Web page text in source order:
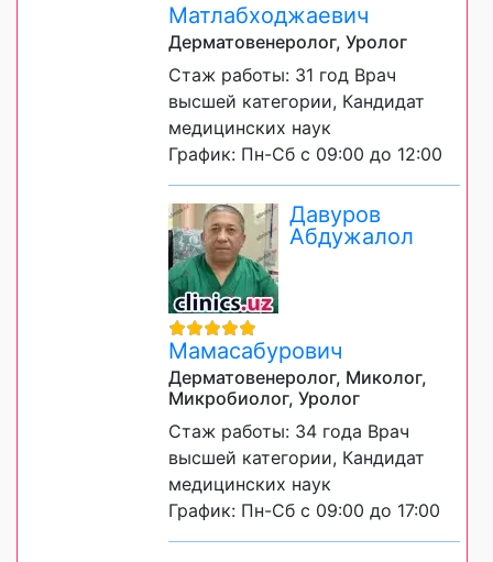
Матлабходжаевич
Дерматовенеролог, Уролог
Стаж работы: 31 год Врач
высшей категории, Кандидат
медицинских наук
График: Пн-Сб с 09:00 до 12:00
Давуров
Абдужалол
Мамасабурович
Дерматовенеролог, Миколог,
Микробиолог, Уролог
Стаж работы: 34 года Врач
высшей категории, Кандидат
медицинских наук
График: Пн-Сб с 09:00 до 17:00